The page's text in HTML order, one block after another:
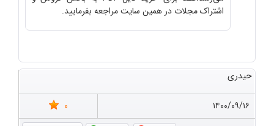
اشتراک مجلات در همین سایت مراجعه بفرمایید.
حیدری
۱۴۰۰/۰۹/۱۶
0